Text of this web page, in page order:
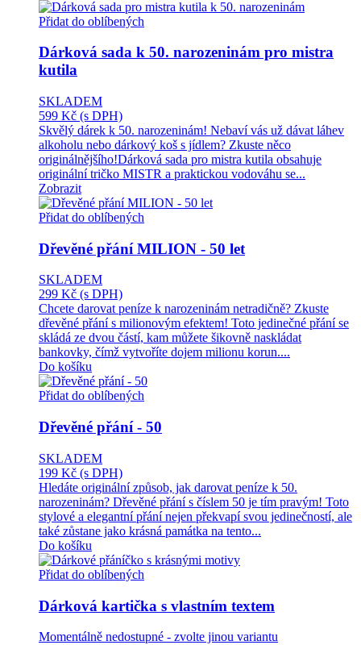
Přidat do oblíbených
Dárková sada k 50. narozeninám pro mistra
kutila
SKLADEM
599 Kč (s DPH)
Skvělý dárek k 50. narozeninám! Nebaví vás už dávat láhev
alkoholu nebo dárkový koš s jídlem? Zkuste něco
originálnějšího!Dárková sada pro mistra kutila obsahuje
originální tričko MISTR a praktickou vodováhu se...
Zobrazit
Přidat do oblíbených
Dřevěné přání MILION - 50 let
SKLADEM
299 Kč (s DPH)
Chcete darovat peníze k narozeninám netradičně? Zkuste
dřevěné přání s milionovým efektem! Toto jedinečné přání se
skládá ze dvou částí, kam můžete šikovně naskládat
bankovky, čímž vytvoříte dojem milionu korun....
Do košíku
Přidat do oblíbených
Dřevěné přání - 50
SKLADEM
199 Kč (s DPH)
Hledáte originální způsob, jak darovat peníze k 50.
narozeninám? Dřevěné přání s číslem 50 je tím pravým! Toto
stylové a elegantní přání nejen překvapí svou jedinečností, ale
také zůstane jako krásná památka na tento...
Do košíku
Přidat do oblíbených
Dárková kartička s vlastním textem
Momentálně nedostupné - zvolte jinou variantu